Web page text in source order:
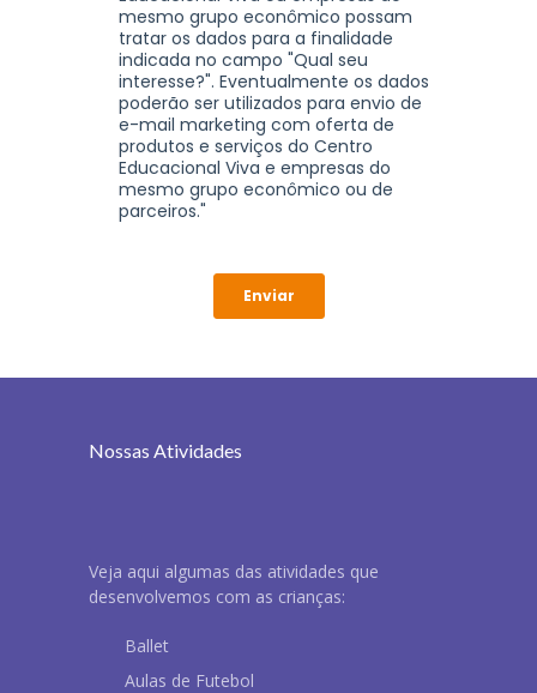
Nossas Atividades
Veja aqui algumas das atividades que
desenvolvemos com as crianças:
Ballet
Aulas de Futebol